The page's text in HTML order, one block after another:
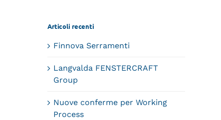
Articoli recenti
Finnova Serramenti
Langvalda FENSTERCRAFT
Group
Nuove conferme per Working
Process